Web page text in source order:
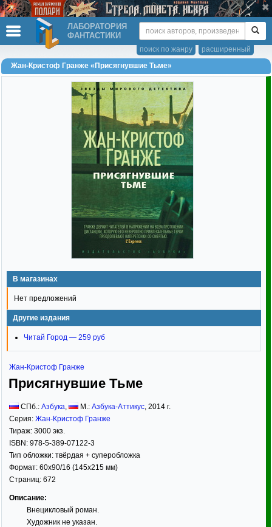
ЛАБОРАТОРИЯ
ФАНТАСТИКИ
расширенный
поиск по жанру
Жан-Кристоф Гранже «Присягнувшие Тьме»
В магазинах
Нет предложений
Другие издания
Читай Город — 259 руб
Жан-Кристоф Гранже
Присягнувшие Тьме
СПб.: Азбука М.: Азбука-Аттикус 2014 г.
Серия: Жан-Кристоф Гранже
Тираж: 3000 экз.
ISBN: 978-5-389-07122-3
Тип обложки: твёрдая + суперобложка
Формат: 60x90/16 (145x215 мм)
Страниц: 672
Описание:
Внецикловый роман.
Художник не указан.